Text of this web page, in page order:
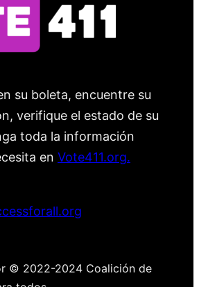
su boleta, encuentre su
verifique el estado de su
toda la información
en Vote411.org.
© 2022-2024 Coalición de